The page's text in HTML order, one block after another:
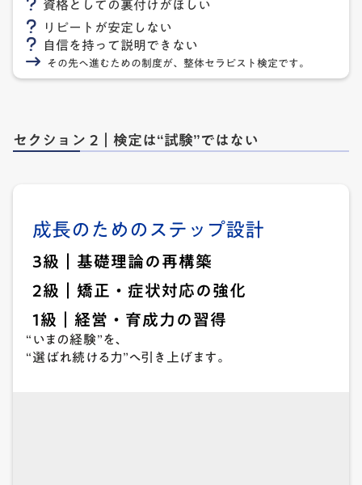
リピートが安定しない
自信を持って説明できない
その先へ進むための制度が、整体セラピスト検定です。
セクション 2｜検定は“試験”ではない
成長のためのステップ設計
3級｜基礎理論の再構築
2級｜矯正・症状対応の強化
1級｜経営・育成力の習得
“いまの経験”を、
“選ばれ続ける力”へ引き上げます。